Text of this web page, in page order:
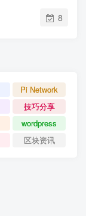
8
Pi Network
技巧分享
wordpress
区块资讯